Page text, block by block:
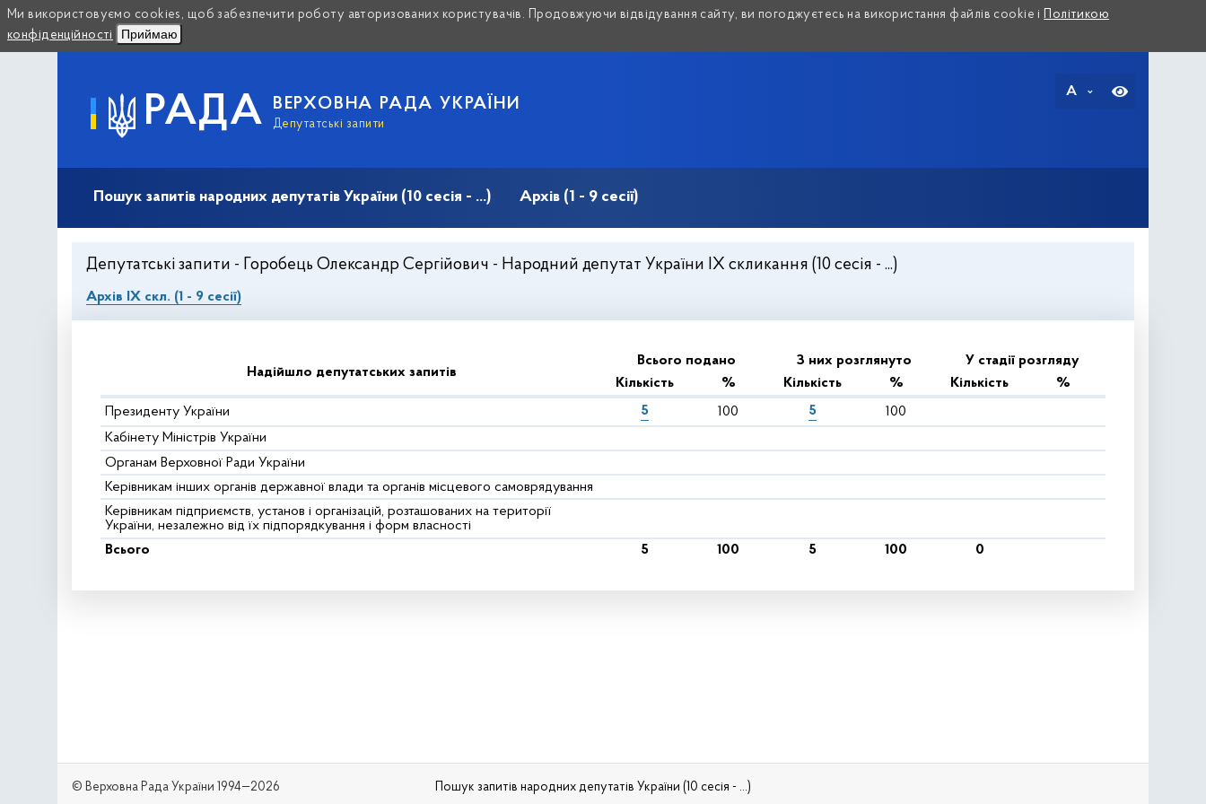
Ми використовуємо cookies, щоб забезпечити роботу авторизованих користувачів. Продовжуючи відвідування сайту, ви погоджуєтесь на використання файлів cookie і Політикою
конфіденційності
Приймаю
РАДА ВЕРХОВНА РАДА УКРАЇНИ
Депутатські запити
A
Пошук запитів народних депутатів України (10 сесія - ...) Архів (1 - 9 сесії)
Депутатські запити - Горобець Олександр Сергійович - Народний депутат України IX скликання (10 сесія - ...)
Архів IX скл. (1 - 9 сесії)
Надійшло депутатських запитів
Всього подано З них розглянуто
У стадії розгляду
Кількість
% Кількість % Кількість
%
Президенту України
5 100 5
100
Кабінету Міністрів України
Органам Верховної Ради України
Керівникам інших органів державної влади та органів місцевого самоврядування
Керівникам підприємств, установ і організацій, розташованих на території
України, незалежно від їх підпорядкування і форм власності
Всього
5 100 5 100 0
© Верховна Рада України 1994—2026 Пошук запитів народних депутатів України (10 сесія - ...)